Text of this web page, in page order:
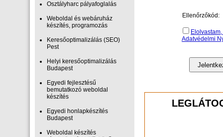
Osztályharc pályafoglalás
Weboldal és webáruház
készítés, programozás
Keresőoptimalizálás (SEO)
Pest
Helyi keresőoptimalizálás
Budapest
Egyedi fejlesztésű
bemutatkozó weboldal
készítés
Egyedi honlapkészítés
Budapest
Weboldal készítés
Ellenőrzőkód:
Adatvédelmi